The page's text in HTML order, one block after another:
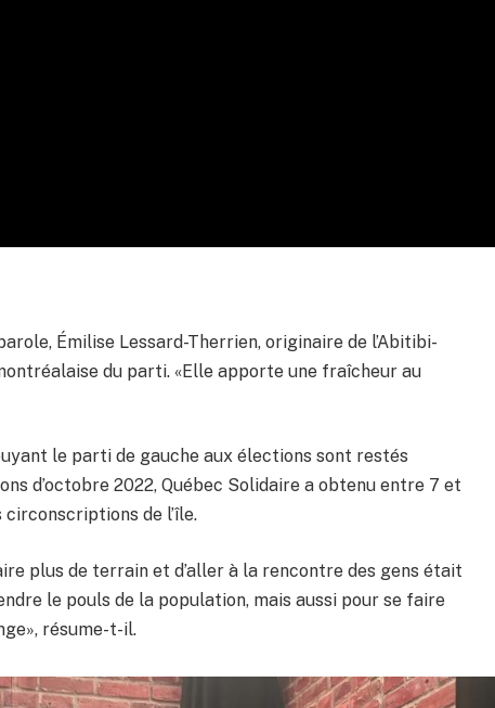
Émilise Lessard-Therrien, originaire de l’Abitibi-
du parti. «Elle apporte une fraîcheur au
le parti de gauche aux élections sont restés
d’octobre 2022, Québec Solidaire a obtenu entre 7 et
de l’île.
plus de terrain et d’aller à la rencontre des gens était
le pouls de la population, mais aussi pour se faire
résume-t-il.